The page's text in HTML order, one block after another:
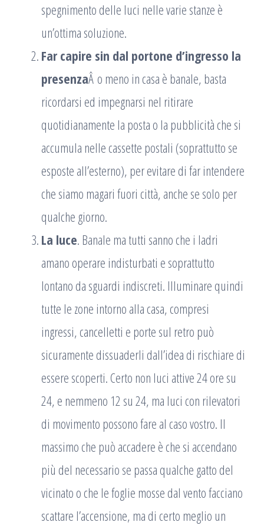
spegnimento delle luci nelle varie stanze è
un’ottima soluzione.
Far capire sin dal portone d’ingresso la
presenzaÂ o meno in casa è banale, basta
ricordarsi ed impegnarsi nel ritirare
quotidianamente la posta o la pubblicità che si
accumula nelle cassette postali (soprattutto se
esposte all’esterno), per evitare di far intendere
che siamo magari fuori città, anche se solo per
qualche giorno.
La luce. Banale ma tutti sanno che i ladri
amano operare indisturbati e soprattutto
lontano da sguardi indiscreti. Illuminare quindi
tutte le zone intorno alla casa, compresi
ingressi, cancelletti e porte sul retro può
sicuramente dissuaderli dall’idea di rischiare di
essere scoperti. Certo non luci attive 24 ore su
24, e nemmeno 12 su 24, ma luci con rilevatori
di movimento possono fare al caso vostro. Il
massimo che può accadere è che si accendano
più del necessario se passa qualche gatto del
vicinato o che le foglie mosse dal vento facciano
scattare l’accensione, ma di certo meglio un